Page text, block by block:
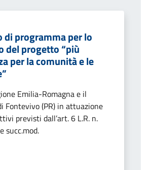
di programma per lo
del progetto “più
per la comunità e le
Emilia-Romagna e il
Fontevivo (PR) in attuazione
previsti dall’art. 6 L.R. n.
succ.mod.